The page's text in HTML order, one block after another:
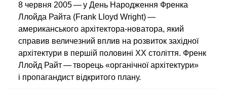
8 червня 2005 — у День Народження Френка
Ллойда Райта (Frank Lloyd Wright) —
американського архітектора-новатора, який
справив величезний вплив на розвиток західної
архітектури в першій половині XX століття. Френк
Ллойд Райт — творець «органічної архітектури»
і пропагандист відкритого плану.